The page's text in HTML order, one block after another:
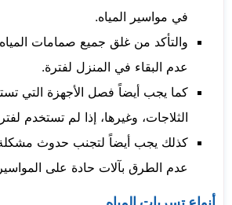
في مواسير المياه.
والتأكد من غلق جميع صمامات
عدم البقاء في المنزل لفترة.
كما يجب أيضاً فصل الأجهزة التي
الثلاجات، وغيرها، إذا لم تستخدم
كذلك يجب أيضاً لتجنب حدوث مشكلة
عدم الطرق بآلات حادة على